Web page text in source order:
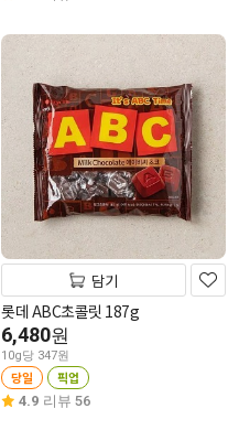
담기
롯데 ABC초콜릿 187g
6,480원
10g당 347원
당일 픽업
4.9 리뷰 56